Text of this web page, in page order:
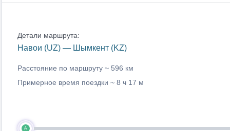
Детали маршрута:
Навои (UZ) — Шымкент (KZ)
Расстояние по маршруту ~ 596 км
Примерное время поездки ~ 8 ч 17 м
A